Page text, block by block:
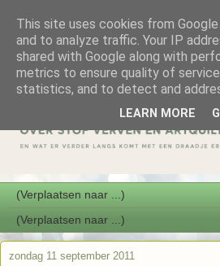
zondag 11 september 2011
This site uses cookies from
and to analyze traffic. Your IP
shared with Google along with
metrics to ensure quality of
statistics, and to detect and
LEARN MORE